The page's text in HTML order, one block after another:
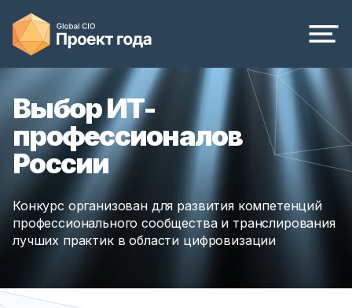
Выбор ИТ-
профессионалов
России
Конкурс организован для развития компетенций
профессионального сообщества и транслирования
лучших практик в области цифровизации